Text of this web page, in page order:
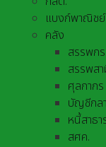
แบงก์พาณิชย์
คลัง
สรรพกร
สรรพส
ศุลกากร
บัญชีกล
หนี้สาธ
สศค.